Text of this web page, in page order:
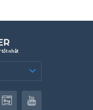
tốt nhất